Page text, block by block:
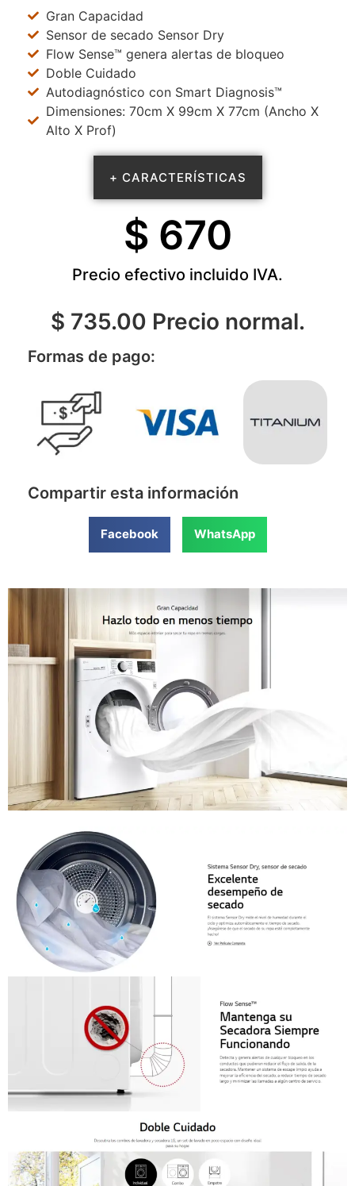
Gran Capacidad
Sensor de secado Sensor Dry
Flow Sense™ genera alertas de bloqueo
Doble Cuidado
Autodiagnóstico con Smart Diagnosis™
Dimensiones: 70cm X 99cm X 77cm (Ancho X
Alto X Prof)
+ CARACTERÍSTICAS
Precio efectivo incluido IVA.
$ 670
$ 735.00 Precio normal.
Formas de pago:
Compartir esta información
Facebook WhatsApp